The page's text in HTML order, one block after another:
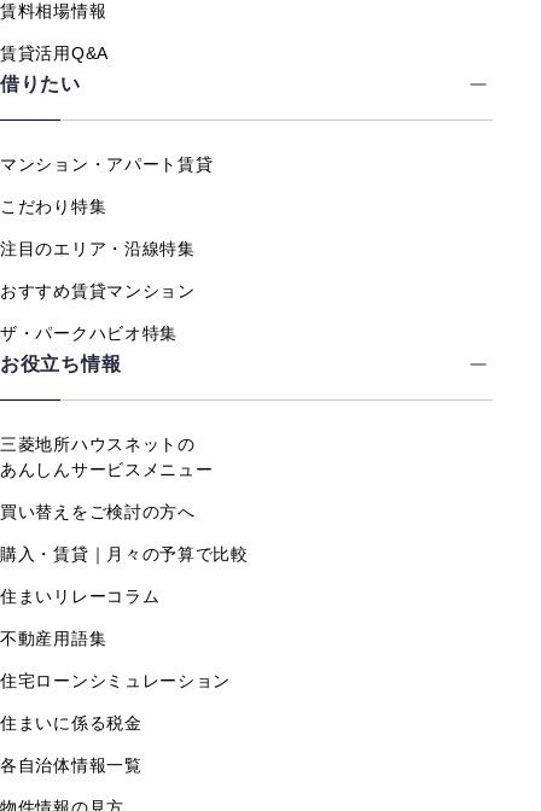
賃料相場情報
賃貸活用Q&A
借りたい
マンション・アパート賃貸
こだわり特集
注目のエリア・沿線特集
おすすめ賃貸マンション
ザ・パークハビオ特集
お役立ち情報
三菱地所ハウスネットの
あんしんサービスメニュー
買い替えをご検討の方へ
購入・賃貸｜月々の予算で比較
住まいリレーコラム
不動産用語集
住宅ローンシミュレーション
住まいに係る税金
各自治体情報一覧